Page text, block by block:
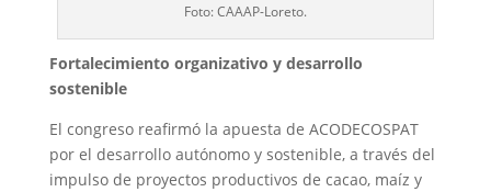
Foto: CAAAP-Loreto.
Fortalecimiento organizativo y desarrollo
sostenible
El congreso reafirmó la apuesta de ACODECOSPAT
por el desarrollo autónomo y sostenible, a través del
impulso de proyectos productivos de cacao, maíz y